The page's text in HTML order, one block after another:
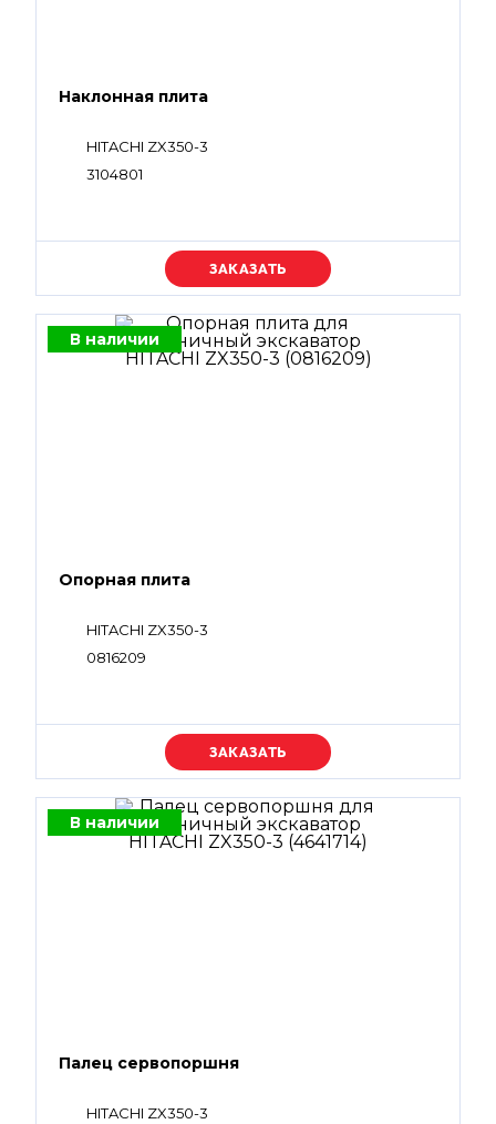
Наклонная плита
HITACHI ZX350-3
3104801
Уточняйте цену
В наличии
Опорная плита
HITACHI ZX350-3
0816209
Уточняйте цену
В наличии
Палец сервопоршня
HITACHI ZX350-3